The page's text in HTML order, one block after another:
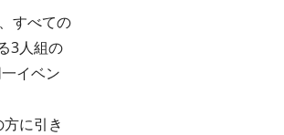
すべての
3人組の
イベン
に引き